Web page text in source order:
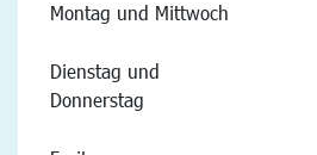
Montag und Mittwoch
Dienstag und
Donnerstag